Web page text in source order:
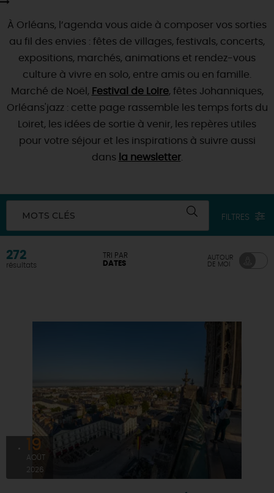
TOUTES LES ACTIVITÉS
Vins etvignobles
Chic, une aire de pique-nique
Par ici lesguinguettes
Que rapporter du Loiret ?
La Route desMétiers d'Art
TOUT L'ART DE VIVRE
(re)Découvrir les coulisses de la Faïencerie de
Gien !
Expérimenterles parcours Baludik🕵️
Rendez-vous de la nature en 2026
Des sorties en famille dans le Loiret !
AUJOURD'HUI
CETTE SEMAINE
TOUT L'AGENDA
RÉSERVERMAINTENANT
À Orléans, l’agenda vous aide à composer vos sorties
au fil des envies : fêtes de villages, festivals, concerts,
expositions, marchés, animations et rendez-vous
culture à vivre en solo, entre amis ou en famille.
Marché de Noël, Festival de Loire, fêtes Johanniques,
Orléans'jazz : cette page rassemble les temps forts du
Loiret, les idées de sortie à venir, les repères utiles
pour votre séjour et les inspirations à suivre aussi
dans
la newsletter.
MOTS CLÉS FILTRES
272
résultats
TRI PAR
DATES
AUTOUR
DE MOI
19
AOÛT
2026